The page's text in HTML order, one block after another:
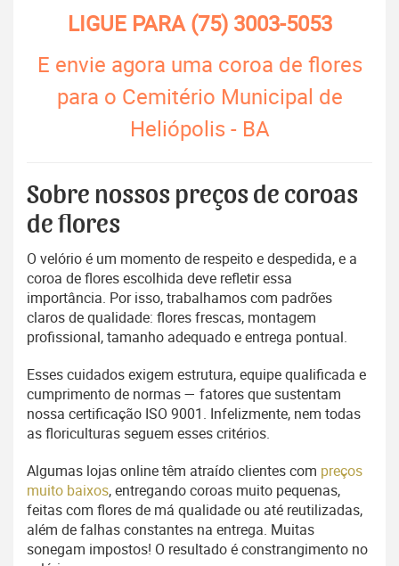
LIGUE PARA(75) 3003-5053
E envie agora uma coroa de flores
para o Cemitério Municipal de
Heliópolis - BA
Sobre nossos preços de coroas
de flores
O velório é um momento de respeito e despedida, e a
coroa de flores escolhida deve refletir essa
importância. Por isso, trabalhamos com padrões
claros de qualidade: flores frescas, montagem
profissional, tamanho adequado e entrega pontual.
Esses cuidados exigem estrutura, equipe qualificada e
cumprimento de normas — fatores que sustentam
nossa certificação ISO 9001. Infelizmente, nem todas
as floriculturas seguem esses critérios.
Algumas lojas online têm atraído clientes com preços
muito baixos, entregando coroas muito pequenas,
feitas com flores de má qualidade ou até reutilizadas,
além de falhas constantes na entrega. Muitas
sonegam impostos! O resultado é constrangimento no